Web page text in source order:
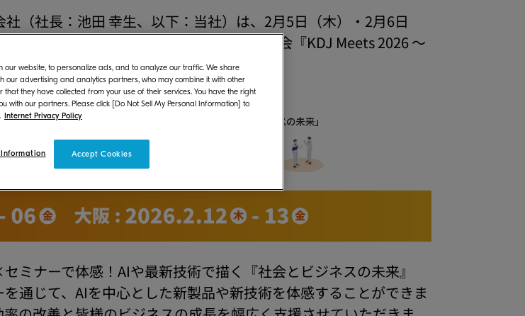
（社長：池田 幸生、以下：当社）は、2月5日（木）・2月6日
ですべてのお客様を対象とした来場型展示会『KDJ Meets 2026 ～
ミナーで体感！AIや最新技術で描く『社会とビジネスの未来』
通じて、AIを中心とした新製品や新技術を体感することができま
our website, to personalize ads, and to analyze our traffic. We share
our advertising and analytics partners, who may combine it with other
they have collected from your use of their services. You have the right
with our partners. Please click [Do Not Sell My Personal Information] to
Internet Privacy Policy
Accept Cookies